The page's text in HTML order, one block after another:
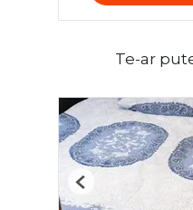
Te-ar
Previous